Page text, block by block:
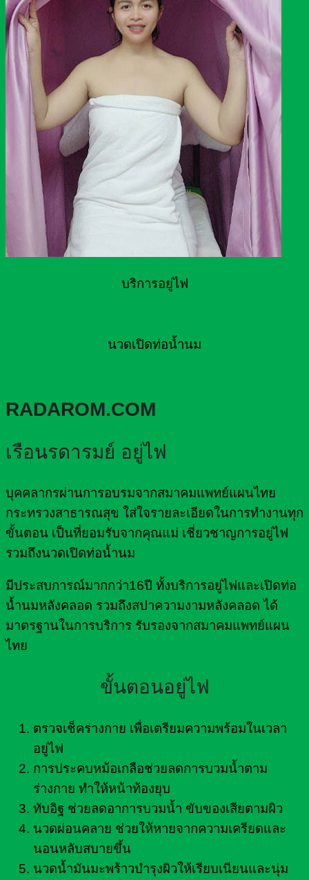
บริการอยู่ไฟ
นวดเปิดท่อน้ำนม
RADAROM.COM
เรือนรดารมย์ อยู่ไฟ
บุคคลากรผ่านการอบรมจากสมาคมแพทย์แผนไทย
กระทรวงสาธารณสุข ใส่ใจรายละเอียดในการทำงานทุก
ขั้นตอน เป็นที่ยอมรับจากคุณแม่ เชี่ยวชาญการอยู่ไฟ
รวมถึงนวดเปิดท่อน้ำนม
มีประสบการณ์มากกว่า16ปี ทั้งบริการอยู่ไฟและเปิดท่อ
น้ำนมหลังคลอด รวมถึงสปาความงามหลังคลอด ได้
มาตรฐานในการบริการ รับรองจากสมาคมแพทย์แผน
ไทย
ขั้นตอนอยู่ไฟ
ตรวจเช็คร่างกาย เพื่อเตรียมความพร้อมในเวลา
อยู่ไฟ
การประคบหม้อเกลือช่วยลดการบวมน้ำตาม
ร่างกาย ทำให้หน้าท้องยุบ
ทับอิฐ ช่วยลดอาการบวมน้ำ ขับของเสียตามผิว
นวดผ่อนคลาย ช่วยให้หายจากความเครียดและ
นอนหลับสบายขึ้น
นวดน้ำมันมะพร้าวบำรุงผิวให้เรียบเนียนและนุ่ม